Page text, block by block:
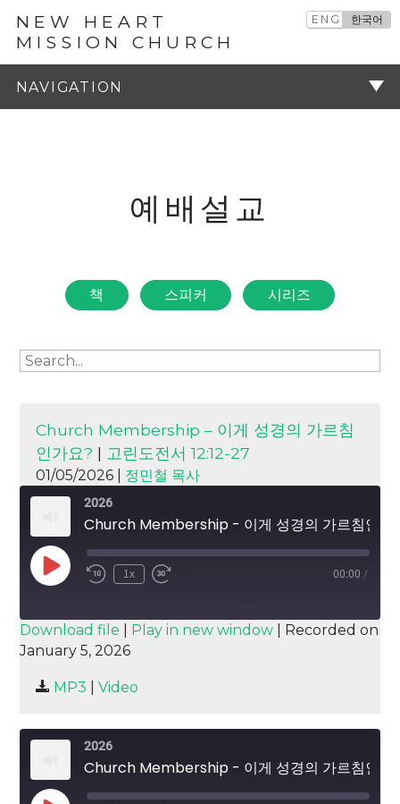
NEW HEART
MISSION CHURCH
ENG 한국어
예배설교
책 스피커 시리즈
Church Membership – 이게 성경의 가르침
인가요? | 고린도전서 12:12-27
01/05/2026 | 정민철 목사
2026
Play
Episode
1x 00:00 /
SUBSCRIBE SHARE
SHARE
LINK
EMBED
Download file Play in new window
Recorded on
January 5, 2026
MP3 Video
2026